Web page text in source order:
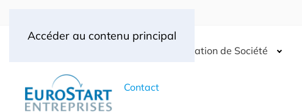
Accéder au contenu principal
Création de Société
Contact